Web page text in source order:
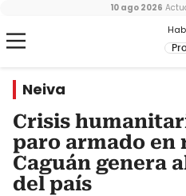
10 ago 2026
Neiva
Crisis
paro armado en
Caguán genera
del país